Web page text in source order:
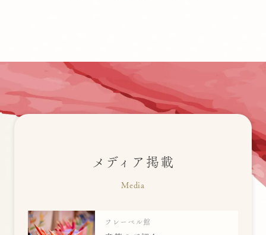
メディア掲載
Media
フレーベル館